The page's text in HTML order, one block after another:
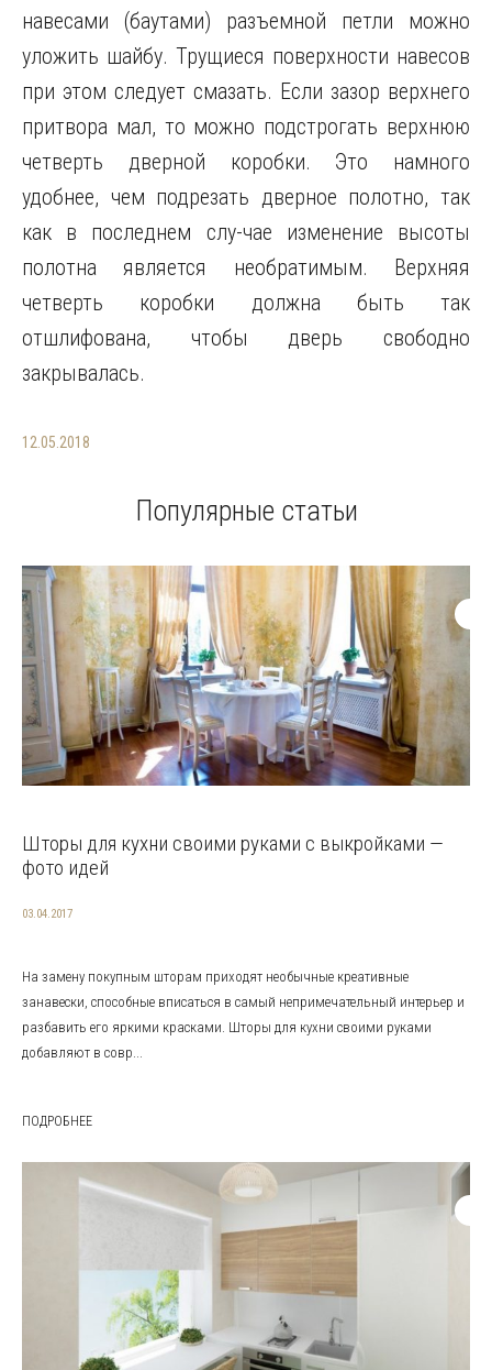
навесами (баутами) разъемной петли можно
уложить шайбу. Трущиеся поверхности навесов
при этом следует смазать. Если зазор верхнего
притвора мал, то можно подстрогать верхнюю
четверть дверной коробки. Это намного
удобнее, чем подрезать дверное полотно, так
как в последнем слу-чае изменение высоты
полотна является необратимым. Верхняя
четверть коробки должна быть так
отшлифована, чтобы дверь свободно
закрывалась.
12.05.2018
Популярные статьи
Шторы для кухни своими руками с выкройками —
фото идей
03.04.2017
На замену покупным шторам приходят необычные креативные
занавески, способные вписаться в самый непримечательный интерьер и
разбавить его яркими красками. Шторы для кухни своими руками
добавляют в совр...
ПОДРОБНЕЕ